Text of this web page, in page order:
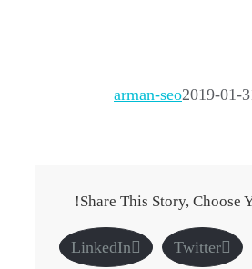
arman-seo2019-01-
Share This Story, Choose
Twitter
LinkedIn